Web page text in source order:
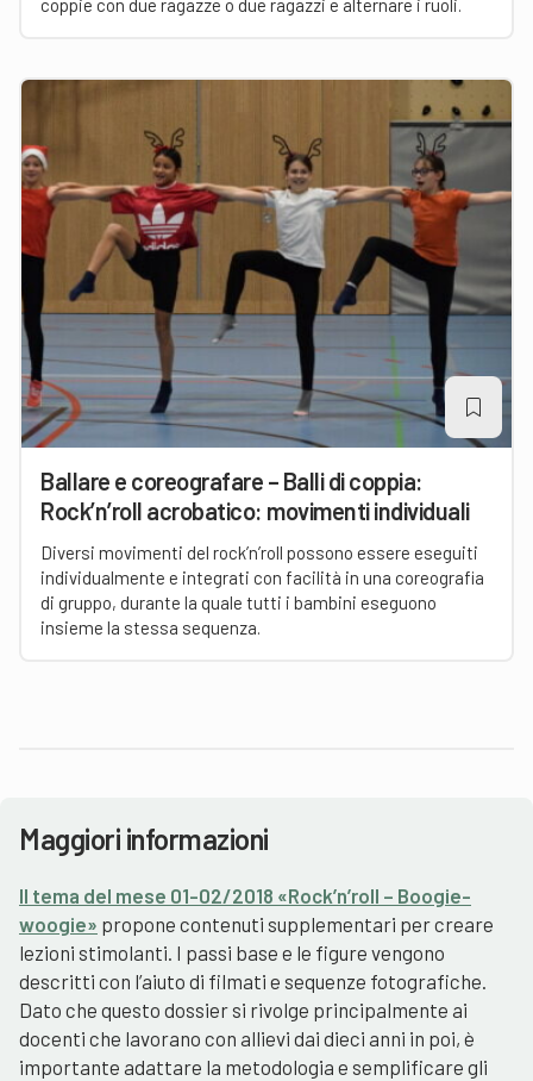
coppie con due ragazze o due ragazzi e alternare i ruoli.
Ballare e coreografare – Balli di coppia:
Rock’n’roll acrobatico: movimenti individuali
Diversi movimenti del rock’n’roll possono essere eseguiti
individualmente e integrati con facilità in una coreografia
di gruppo, durante la quale tutti i bambini eseguono
insieme la stessa sequenza.
Maggiori informazioni
Il tema del mese 01-02/2018 «Rock’n’roll – Boogie-
woogie» propone contenuti supplementari per creare
lezioni stimolanti. I passi base e le figure vengono
descritti con l’aiuto di filmati e sequenze fotografiche.
Dato che questo dossier si rivolge principalmente ai
docenti che lavorano con allievi dai dieci anni in poi, è
importante adattare la metodologia e semplificare gli